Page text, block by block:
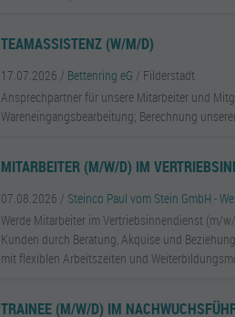
TEAMASSISTENZ (W/M/D)
17.07.2026 / Bettenring eG / Filderstadt
Ansprechpartner für unsere Mitarbeiter und
Wareneingangsbearbeitung; Berechnung
MITARBEITER (M/W/D) IM
07.08.2026 / Steinco Paul vom Stein GmbH -
Werde Mitarbeiter im Vertriebsinnendienst (m/
Kunden durch Beratung, Akquise und
mit flexiblen Arbeitszeiten und
TRAINEE (M/W/D) IM